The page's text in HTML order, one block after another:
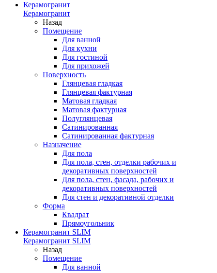
Керамогранит
Керамогранит
Назад
Помещение
Для ванной
Для кухни
Для гостиной
Для прихожей
Поверхность
Глянцевая гладкая
Глянцевая фактурная
Матовая гладкая
Матовая фактурная
Полуглянцевая
Сатинированная
Сатинированная фактурная
Назначение
Для пола
Для пола, стен, отделки рабочих и
декоративных поверхностей
Для пола, стен, фасада, рабочих и
декоративных поверхностей
Для стен и декоративной отделки
Форма
Квадрат
Прямоугольник
Керамогранит SLIM
Керамогранит SLIM
Назад
Помещение
Для ванной